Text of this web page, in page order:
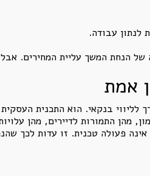
עבודה.
הנחת המשך עליית המחירים.
אמת
לליווי בנקאי. הוא התכנית
מהן התמורות לדיירים, מהן
פעולה טכנית. זו עדות לכך